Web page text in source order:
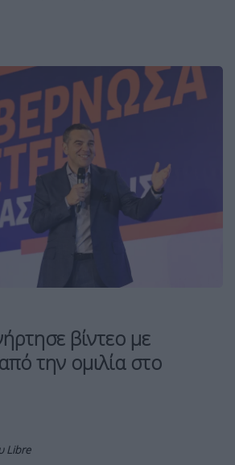
βίντεο με
την ομιλία στο
Libre